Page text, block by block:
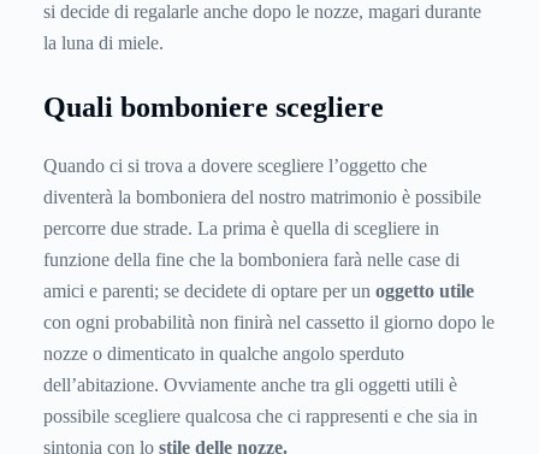
si decide di regalarle anche dopo le nozze, magari durante
la luna di miele.
Quali bomboniere scegliere
Quando ci si trova a dovere scegliere l’oggetto che
diventerà la bomboniera del nostro matrimonio è possibile
percorre due strade. La prima è quella di scegliere in
funzione della fine che la bomboniera farà nelle case di
amici e parenti; se decidete di optare per un oggetto utile
con ogni probabilità non finirà nel cassetto il giorno dopo le
nozze o dimenticato in qualche angolo sperduto
dell’abitazione. Ovviamente anche tra gli oggetti utili è
possibile scegliere qualcosa che ci rappresenti e che sia in
sintonia con lo stile delle nozze.